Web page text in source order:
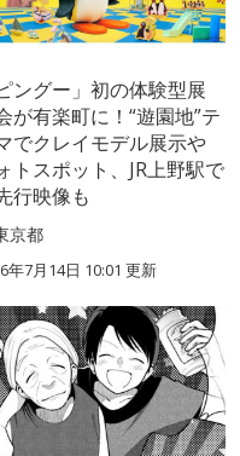
ングー」初の体験型展
が有楽町に！“遊園地”テ
でクレイモデル展示や
トスポット、JR上野駅で
行映像も
京都
年7月14日 10:01 更新